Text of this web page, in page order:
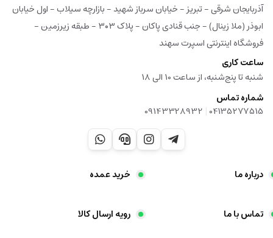
آذربایجان شرقی - تبریز - خیابان سرباز شهید - بازارچه سیلاب - اول خیابان
ابوذر (ملا زینال) - جنب قنادی پاکان - پلاک ۳۰۳ - طبقه زیرزمین -
فروشگاه اینترنتی اسپرت سهند
ساعت کاری
شنبه تا پنج‌شنبه، از ساعت 10 الی 18
شماره تماس
04135277515
|
09143328932
درباره ما خرید عمده
تماس با ما رویه ارسال کالا